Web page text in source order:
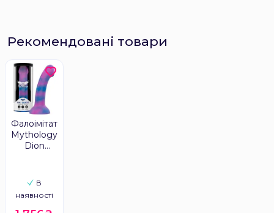
Рекомендовані товари
Фалоімітатор
Mythology
Dion
В
наявності